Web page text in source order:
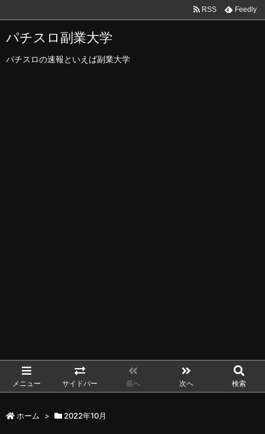
パチスロ副業大学
パチスロの速報といえば副業大学
メニュー サイドバー 前へ 次へ 検索
RSS Feedly
ホーム > 2022年10月